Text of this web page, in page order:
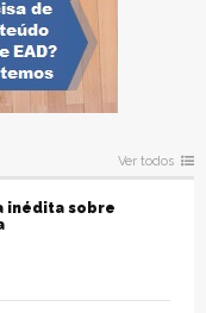
Ver todos
inédita sobre